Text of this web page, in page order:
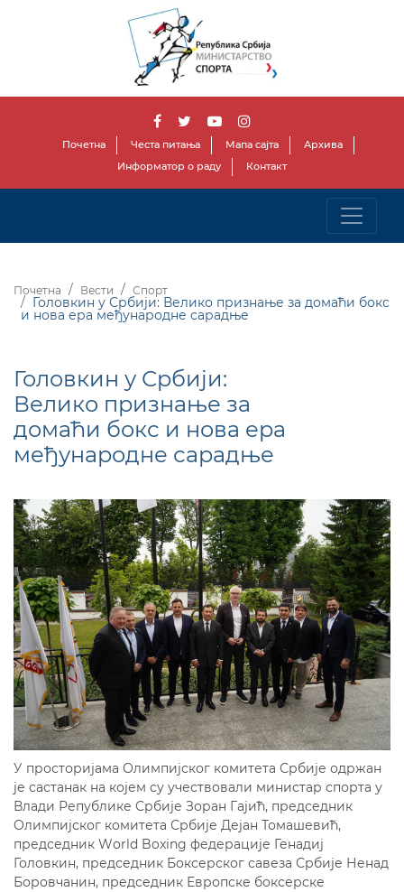
Почетна Честа питања Мапа сајта
Архива
Информатор о раду
Контакт
Почетна Вести Спорт
Головкин у Србији: Велико признање за домаћи бокс
и нова ера међународне сарадње
Головкин у Србији:
Велико признање за
домаћи бокс и нова ера
међународне сарадње
У просторијама Олимпијског комитета Србије одржан
је састанак на којем су учествовали министар спорта у
Влади Републике Србије Зоран Гајић, председник
Олимпијског комитета Србије Дејан Томашевић,
председник Wоrld Boxing федерације Генадиј
Головкин, председник Боксерског савеза Србије Ненад
Боровчанин, председник Европске боксерске